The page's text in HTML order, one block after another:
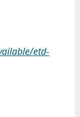
etd-